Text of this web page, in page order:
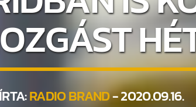
ÍRTA:RADIO BRAND- 2020.09.16.